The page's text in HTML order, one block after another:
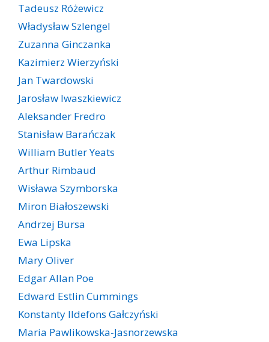
Tadeusz Różewicz
Władysław Szlengel
Zuzanna Ginczanka
Kazimierz Wierzyński
Jan Twardowski
Jarosław Iwaszkiewicz
Aleksander Fredro
Stanisław Barańczak
William Butler Yeats
Arthur Rimbaud
Wisława Szymborska
Miron Białoszewski
Andrzej Bursa
Ewa Lipska
Mary Oliver
Edgar Allan Poe
Edward Estlin Cummings
Konstanty Ildefons Gałczyński
Maria Pawlikowska-Jasnorzewska